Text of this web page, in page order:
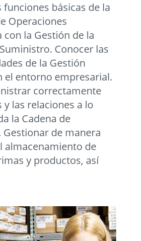
funciones básicas de la
Operaciones
con la Gestión de la
Conocer las
de la Gestión
el entorno empresarial.
correctamente
y las relaciones a lo
la Cadena de
de manera
almacenamiento de
y productos, así